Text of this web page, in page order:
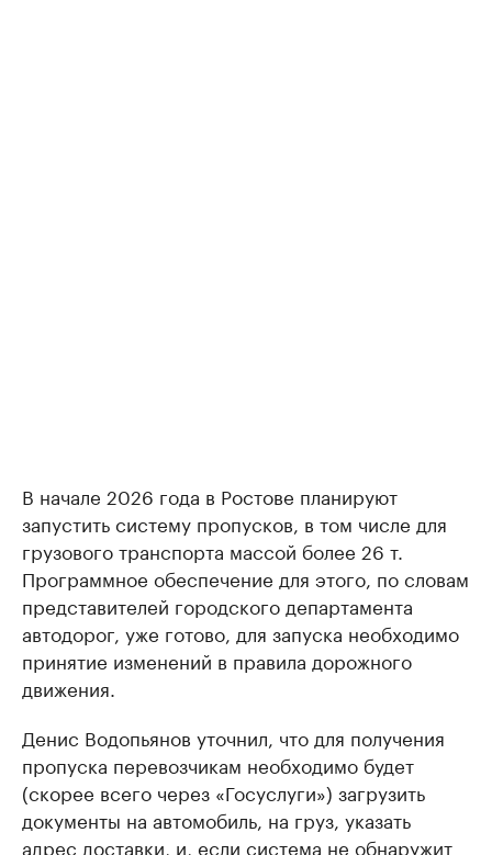
В начале 2026 года в Ростове планируют
запустить систему пропусков, в том числе для
грузового транспорта массой более 26 т.
Программное обеспечение для этого, по словам
представителей городского департамента
автодорог, уже готово, для запуска необходимо
принятие изменений в правила дорожного
движения.
Денис Водопьянов уточнил, что для получения
пропуска перевозчикам необходимо будет
(скорее всего через «Госуслуги») загрузить
документы на автомобиль, на груз, указать
адрес доставки, и, если система не обнаружит